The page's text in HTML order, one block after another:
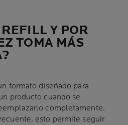
Y POR
TOMA MÁS
formato diseñado para
producto cuando se
completamente.
esto permite seguir